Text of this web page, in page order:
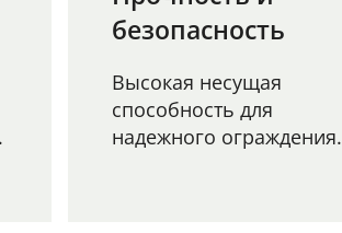
безопасность
Высокая несущая
способность для
надежного ограждения.